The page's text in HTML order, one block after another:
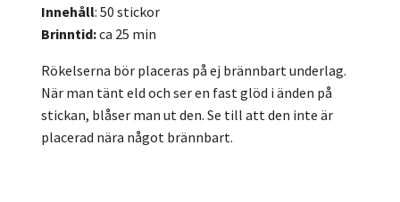
Innehåll: 50 stickor
Brinntid:ca 25 min
Rökelserna bör placeras på ej brännbart underlag.
När man tänt eld och ser en fast glöd i änden på
stickan, blåser man ut den. Se till att den inte är
placerad nära något brännbart.